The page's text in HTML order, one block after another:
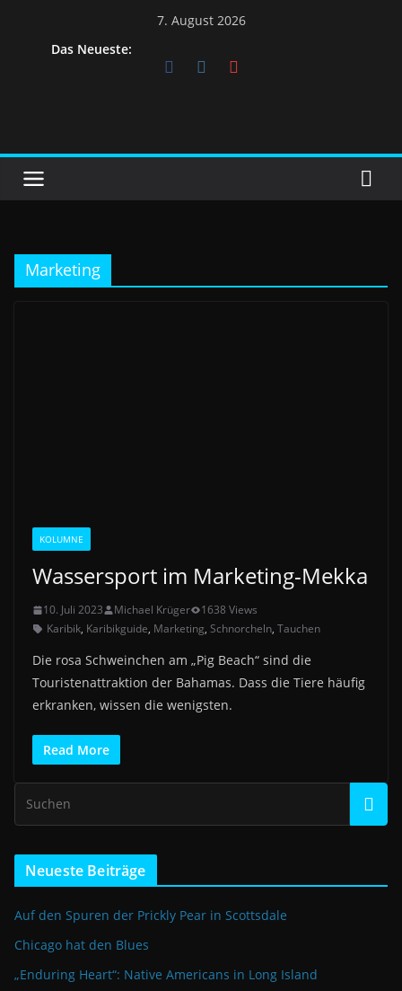
7. August 2026
Das Neueste:
Marketing
KOLUMNE
Wassersport im Marketing-Mekka
10. Juli 2023 Michael Krüger
1638 Views
Karibik, Karibikguide, Marketing, Schnorcheln, Tauchen
Die rosa Schweinchen am „Pig Beach“ sind die
Touristenattraktion der Bahamas. Dass die Tiere häufig
erkranken, wissen die wenigsten.
Read More
Neueste Beiträge
Auf den Spuren der Prickly Pear in Scottsdale
Chicago hat den Blues
„Enduring Heart“: Native Americans in Long Island